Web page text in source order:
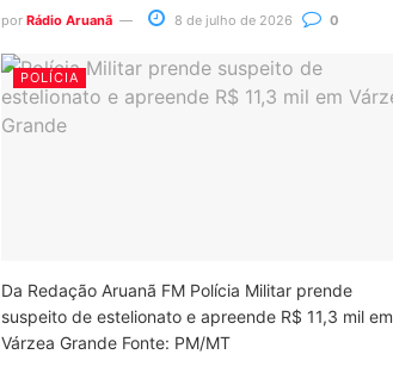
por Rádio Aruanã 8 de julho de 2026 0
POLÍCIA
Da Redação Aruanã FM Polícia Militar prende
suspeito de estelionato e apreende R$ 11,3 mil em
Várzea Grande Fonte: PM/MT